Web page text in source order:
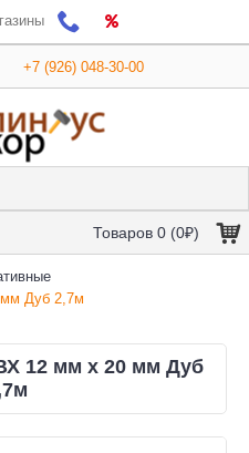
+7 (926) 048-30-00
Товаров 0 (0₽)
Дуб 2,7м
12 мм х 20 мм Дуб